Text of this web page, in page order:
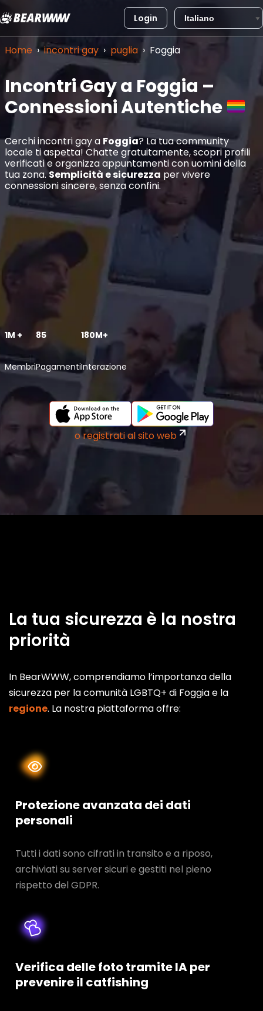
Vai
al
Login
Home › incontri gay › puglia › Foggia
Incontri Gay a Foggia –
Connessioni Autentiche
Cerchi incontri gay a Foggia? La tua community
locale ti aspetta! Chatte gratuitamente, scopri profili
verificati e organizza appuntamenti con uomini della
tua zona.Semplicità e sicurezza per vivere
connessioni sincere, senza confini.
1M +
Membri
85
Pagamenti
180M+
Interazione
o registrati al sito web
La tua sicurezza è la nostra
priorità
In BearWWW, comprendiamo l’importanza della
sicurezza per la comunità LGBTQ+ di Foggia e la
regione. La nostra piattaforma offre:
Protezione avanzata dei dati
personali
Tutti i dati sono cifrati in transito e a riposo,
archiviati su server sicuri e gestiti nel pieno
rispetto del GDPR.
Verifica delle foto tramite IA per
prevenire il catfishing